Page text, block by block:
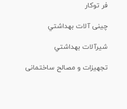
فر توکار
چینی آلات بهداشتي
شیرآلات بهداشتي
تجهیزات و مصالح ساختمانی